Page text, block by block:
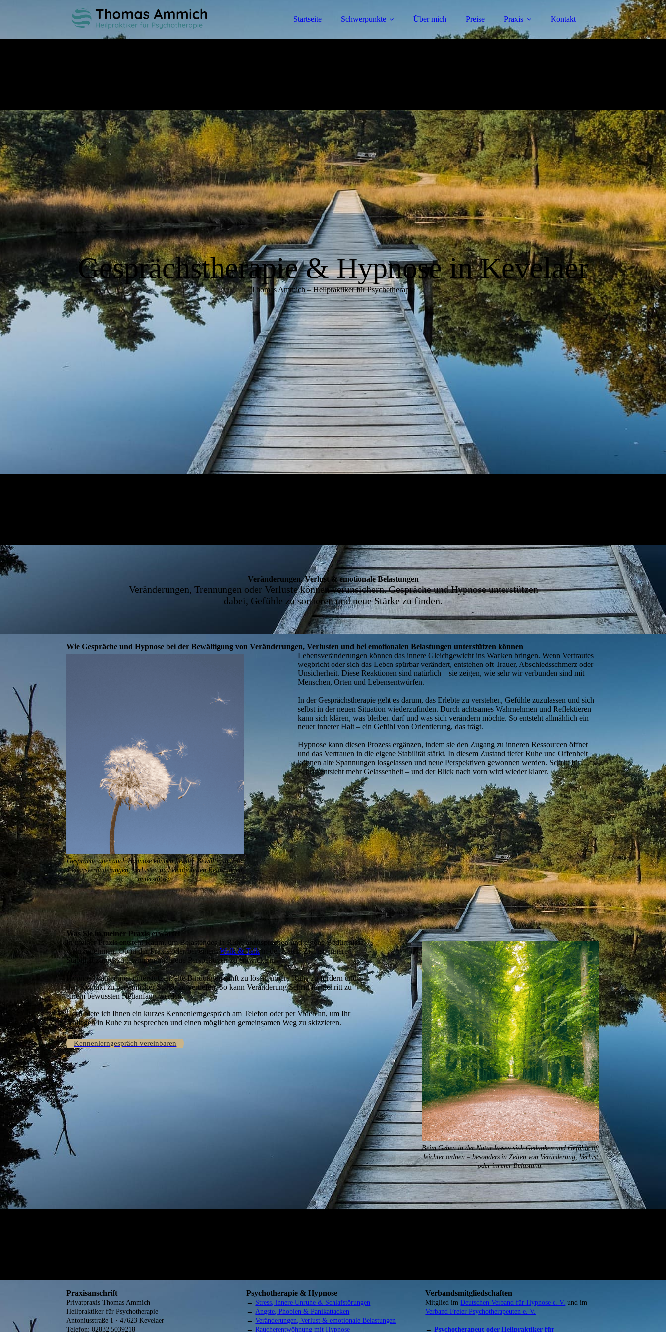
Startseite Schwerpunkte Über mich Preise Praxis Kontakt
Gesprächstherapie & Hypnose in Kevelaer
Thomas Ammich – Heilpraktiker für Psychotherapie
Veränderungen, Verlust & emotionale Belastungen
Veränderungen, Trennungen oder Verluste können verunsichern. Gespräche und Hypnose unterstützen
dabei, Gefühle zu sortieren und neue Stärke zu finden.
Wie Gespräche und Hypnose bei der Bewältigung von Veränderungen, Verlusten und bei emotionalen Belastungen unterstützen können
Gespräche aber auch Hypnose können bei der Bewältigung von
Lebensveränderungen, Verlusten und emotionalen Belastungen
unterstützen.
Lebensveränderungen können das innere Gleichgewicht ins Wanken bringen. Wenn Vertrautes
wegbricht oder sich das Leben spürbar verändert, entstehen oft Trauer, Abschiedsschmerz oder
Unsicherheit. Diese Reaktionen sind natürlich – sie zeigen, wie sehr wir verbunden sind mit
Menschen, Orten und Lebensentwürfen.
In der Gesprächstherapie geht es darum, das Erlebte zu verstehen, Gefühle zuzulassen und sich
selbst in der neuen Situation wiederzufinden. Durch achtsames Wahrnehmen und Reflektieren
kann sich klären, was bleiben darf und was sich verändern möchte. So entsteht allmählich ein
neuer innerer Halt – ein Gefühl von Orientierung, das trägt.
Hypnose kann diesen Prozess ergänzen, indem sie den Zugang zu inneren Ressourcen öffnet
und das Vertrauen in die eigene Stabilität stärkt. In diesem Zustand tiefer Ruhe und Offenheit
können alte Spannungen losgelassen und neue Perspektiven gewonnen werden. Schritt für
Schritt entsteht mehr Gelassenheit – und der Blick nach vorn wird wieder klarer.
Was Sie in meiner Praxis erwartet
In meiner Praxis entsteht Raum, um Belastendes in Ruhe anzusprechen und eigene Bedürfnisse
wahrzunehmen. Ob in der Praxis oder bei einemWalk & Talkin der Natur: Ziel ist, innere
Stabilität zurückzugewinnen und neue Perspektiven zu entwickeln.
Hypnose kann dabei unterstützen, alte Bindungen sanft zu lösen, innere Ruhe zu fördern und
den Kontakt zu persönlicher Stärke zu vertiefen. So kann Veränderung Schritt für Schritt zu
einem bewussten Neuanfang werden.
Gern biete ich Ihnen ein kurzes Kennenlerngespräch am Telefon oder per Video an, um Ihr
Anliegen in Ruhe zu besprechen und einen möglichen gemeinsamen Weg zu skizzieren.
Kennenlerngespräch vereinbaren
Beim Gehen in der Natur lassen sich Gedanken und Gefühle oft
leichter ordnen – besonders in Zeiten von Veränderung, Verlust
oder innerer Belastung.
Praxisanschrift
Privatpraxis Thomas Ammich
Heilpraktiker für Psychotherapie
Antoniusstraße 1 · 47623 Kevelaer
Telefon: 02832 5039218
Psychotherapie & Hypnose
→ Stress, innere Unruhe & Schlafstörungen
→ Ängste, Phobien & Panikattacken
→Veränderungen, Verlust & emotionale Belastungen
→Raucherentwöhnung mit Hypnose
Verbandsmitgliedschaften
Mitglied imDeutschen Verband für Hypnose e. V. und im
Verband Freier Psychotherapeuten e. V.
→Psychotherapeut oder Heilpraktiker für